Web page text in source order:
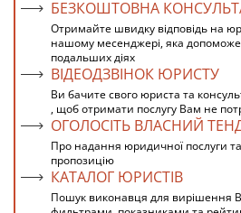
БЕЗКОШТОВНА
Отримайте швидку відповідь на
нашому месенджері, яка допоможе
подальших діях
ВІДЕОДЗВІНОК ЮРИСТУ
Ви бачите свого юриста та
, щоб отримати послугу Вам не
ОГОЛОСІТЬ ВЛАСНИЙ
Про надання юридичної послуги
пропозицію
КАТАЛОГ ЮРИСТІВ
Пошук виконавця для вирішення